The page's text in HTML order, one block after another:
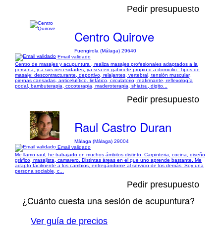
Pedir presupuesto
Centro Quirove
Fuengirola (Málaga) 29640
Email validado
Centro de masajes y acupuntura , realiza masajes profesionales adaptados a la
persona, y a sus necesidades, ya sea en gabinete propio o a domicilio. Tipos de
masaje: descontracturante, deportivo, relajantes, vertebral, tensión muscular,
piernas cansadas, anticelulítico, linfático, circulatorio, reafirmante, reflexología
podal, bambuterapia, cocoterapia, maderoterapia, shiatsu, digito...
Pedir presupuesto
Raul Castro Duran
Málaga (Málaga) 29004
Email validado
Me llamo raul, he trabajado en muchos ámbitos distinto. Carpinteria, cocina, diseño
gráfico, masajista, camarero. Distintas áreas en el que uno aprende bastante. Me
adapto fácilmente a los cambios, entregándome al servicio de los demás. Soy una
persona sociable, c...
Pedir presupuesto
¿Cuánto cuesta una sesión de acupuntura?
Ver guía de precios